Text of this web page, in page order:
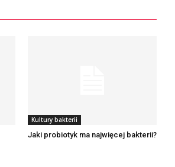
Kultury bakterii
Jaki probiotyk ma najwięcej bakterii?